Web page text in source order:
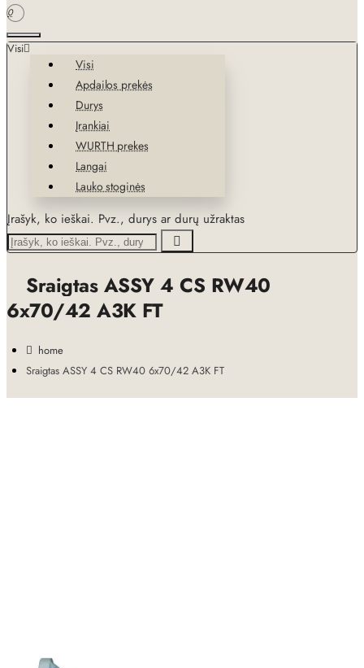
0
Visi
Visi
Apdailos prekės
Durys
Įrankiai
WURTH prekes
Langai
Lauko stoginės
Įrašyk, ko ieškai. Pvz., durys ar durų užraktas
Sraigtas ASSY 4 CS RW40
6x70/42 A3K FT
home
Sraigtas ASSY 4 CS RW40 6x70/42 A3K FT